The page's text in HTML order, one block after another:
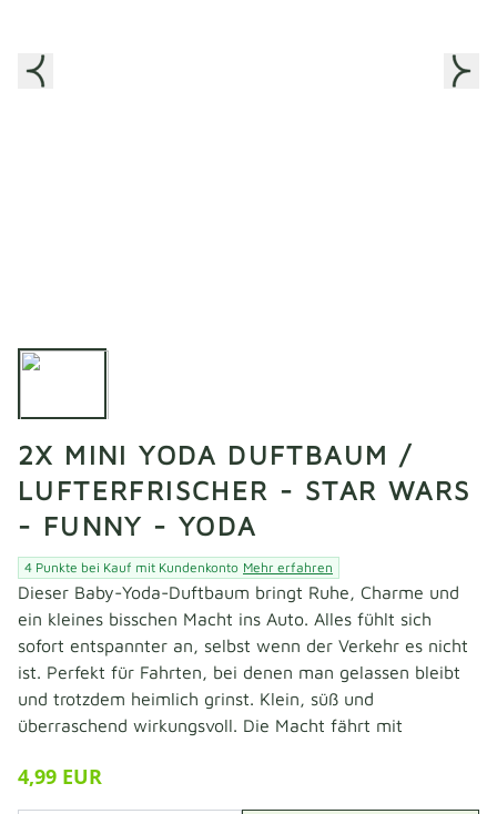
2X MINI YODA DUFTBAUM /
LUFTERFRISCHER - STAR WARS
- FUNNY - YODA
4 Punkte bei Kauf mit Kundenkonto Mehr erfahren
Dieser Baby-Yoda-Duftbaum bringt Ruhe, Charme und
ein kleines bisschen Macht ins Auto. Alles fühlt sich
sofort entspannter an, selbst wenn der Verkehr es nicht
ist. Perfekt für Fahrten, bei denen man gelassen bleibt
und trotzdem heimlich grinst. Klein, süß und
überraschend wirkungsvoll. Die Macht fährt mit
4,99 EUR